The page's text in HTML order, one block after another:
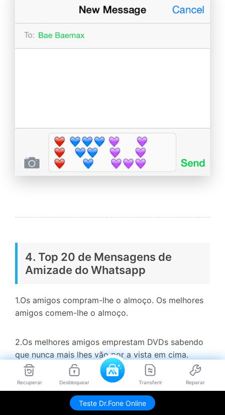
Recuperar Desbloquear Transferir Reparar
Teste Dr.Fone Online
4. Top 20 de Mensagens de
Amizade do Whatsapp
1.Os amigos compram-lhe o almoço. Os melhores
amigos comem-lhe o almoço.
2.Os melhores amigos emprestam DVDs sabendo
que nunca mais lhes vão por a vista em cima.
3.Os rios podem secar, as flores podem morrer.
Mas os amigos verdadeiros nunca vão